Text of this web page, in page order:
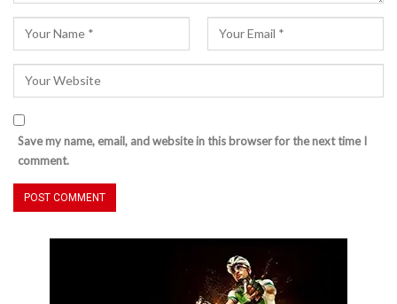
Save my name, email, and website in this browser for the next time I
comment.